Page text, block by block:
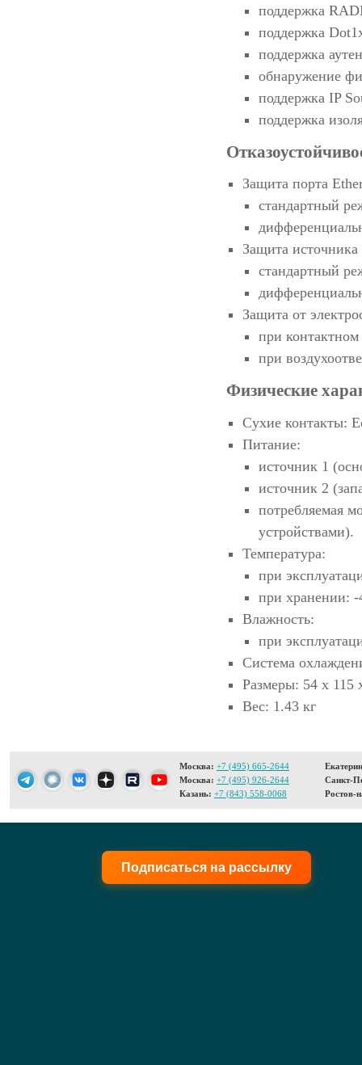
поддержка
поддержка
поддержка
обнаружение
поддержка IP
поддержка
Защита порта
стандартный
Защита
стандартный
Защита от
при
при
Физические
Сухие контакты:
Питание:
источник 1
источник 2
потребляемая
устройствами).
Температура:
при
при хранении: -
Влажность:
при
Система
Размеры: 54 х 115
Вес: 1.43 кг
Москва: +7 (495) 665-2644
Москва: +7 (495) 926-2644
Казань: +7 (843) 558-0068
Санкт-
Ростов-
Подписаться на рассылку